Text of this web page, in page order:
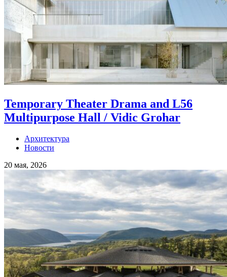
Temporary Theater Drama and L56
Multipurpose Hall / Vidic Grohar
Архитектура
Новости
20 мая, 2026